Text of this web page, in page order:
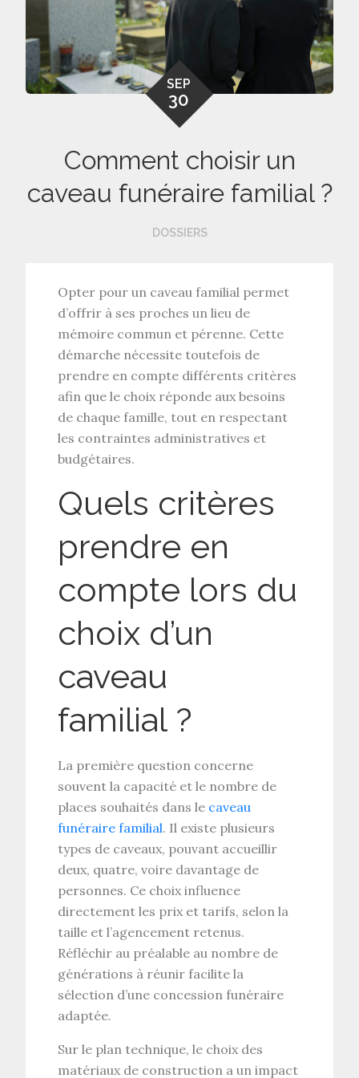
SEP
30
Comment choisir un
caveau funéraire familial ?
DOSSIERS
Opter pour un caveau familial permet
d’offrir à ses proches unlieu de
mémoire commun et pérenne. Cette
démarche nécessite toutefois de
prendre en compte différents critères
afin que le choix réponde aux besoins
de chaque famille, tout en respectant
les contraintes administratives et
budgétaires.
Quels critères
prendre en
compte lors du
choix d’un
caveau
familial ?
La première question concerne
souvent la capacité et le nombre de
places souhaités dans le caveau
funéraire familial. Il existe plusieurs
types de caveaux, pouvant accueillir
deux, quatre, voire davantage de
personnes. Ce choix influence
directement les prix et tarifs, selon la
taille et l’agencement retenus.
Réfléchir au préalable au nombre de
générations à réunir facilite la
sélection d’une concession funéraire
adaptée.
Sur le plan technique, le choix des
matériaux de construction a un impact